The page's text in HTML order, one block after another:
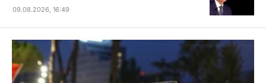
09.08.2026, 16:49